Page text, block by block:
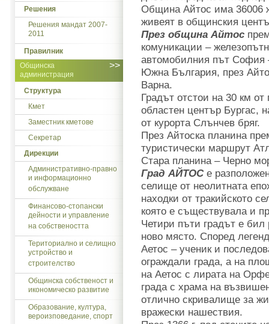
Решения
Решения мандат 2007-
2011
Правилник
>>
Общинска
администрация
Структура
Кмет
Заместник кметове
Секретар
Дирекции
Административно-правно
и информационно
обслужване
Финансово-стопански
дейности и управление
на собствеността
Териториално и селищно
устройство и
строителство
Общинска собственост и
икономическо развитие
Образование, култура,
вероизповедание, спорт
Община Айтос има 36006
живеят в общинския
През община Айтос
комуникации –
автомобилния път София
Южна България, през
Варна.
Градът отстои на 30 км
областен център Бургас,
от курорта Слънчев бряг.
През Айтоска планина
туристически маршрут
Стара планина – Черно
Град АЙТОСе
селище от неолитната
находки от тракийското
която е съществувала
Четири пъти градът е
ново място. Според
Аетос – ученик и
ограждали града, а на
на Аетос с лирата на
града с храма на
отлично скривалище за
вражески нашествия.